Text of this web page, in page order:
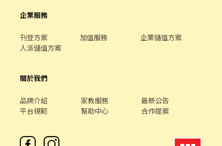
企業服務
刊登方案 加值服務
企業儲值方案
人派儲值方案
關於我們
品牌介紹 家教服務
最新公告
平台規範
幫助中心 合作提案